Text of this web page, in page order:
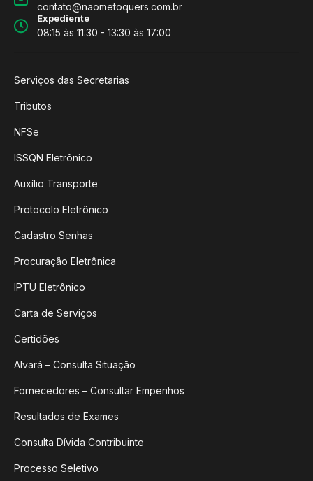
contato@naometoquers.com.br
Expediente
08:15 às 11:30 - 13:30 às 17:00
Serviços das Secretarias
Tributos
NFSe
ISSQN Eletrônico
Auxílio Transporte
Protocolo Eletrônico
Cadastro Senhas
Procuração Eletrônica
IPTU Eletrônico
Carta de Serviços
Certidões
Alvará – Consulta Situação
Fornecedores – Consultar Empenhos
Resultados de Exames
Consulta Dívida Contribuinte
Processo Seletivo